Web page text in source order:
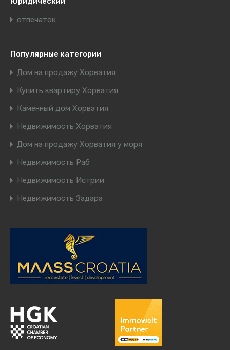
отпечаток
Популярные категории
Дом на продажу Хорватия
Купить квартиру Хорватия
Каменный дом Хорватия
Недвижимость Хорватия
Дом на продажу Хорватия у моря
Недвижимость Раб
Недвижимость Истрии
Недвижимость Задара